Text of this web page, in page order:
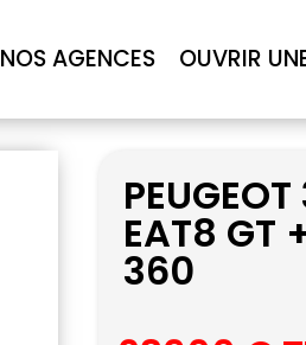
NOS AGENCES OUVRIR
EAT8 GT
360